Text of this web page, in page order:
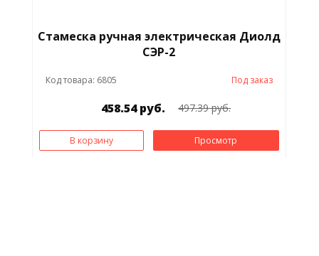
Стамеска ручная электрическая Диолд
СЭР-2
Код товара: 6805 Под заказ
458.54 руб. 497.39 руб.
В корзину Просмотр